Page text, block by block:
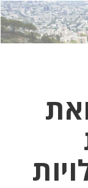
לחץ
כאן
לחץ
כדי